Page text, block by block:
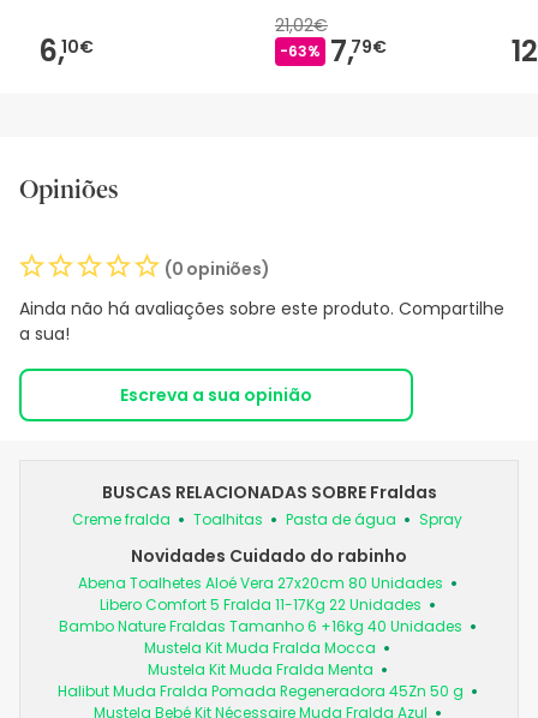
6,10€
21,02€
-63% 7,79€
Opiniões
(0 opiniões)
Ainda não há avaliações sobre este produto. Compartilhe
a sua!
Escreva a sua opinião
BUSCAS RELACIONADAS SOBRE Fraldas
Creme fralda Toalhitas Pasta de água Spray
Novidades Cuidado do rabinho
Abena Toalhetes Aloé Vera 27x20cm 80 Unidades
Libero Comfort 5 Fralda 11-17Kg 22 Unidades
Bambo Nature Fraldas Tamanho 6 +16kg 40 Unidades
Mustela Kit Muda Fralda Mocca
Mustela Kit Muda Fralda Menta
Halibut Muda Fralda Pomada Regeneradora 45Zn 50 g
Mustela Bebé Kit Nécessaire Muda Fralda Azul